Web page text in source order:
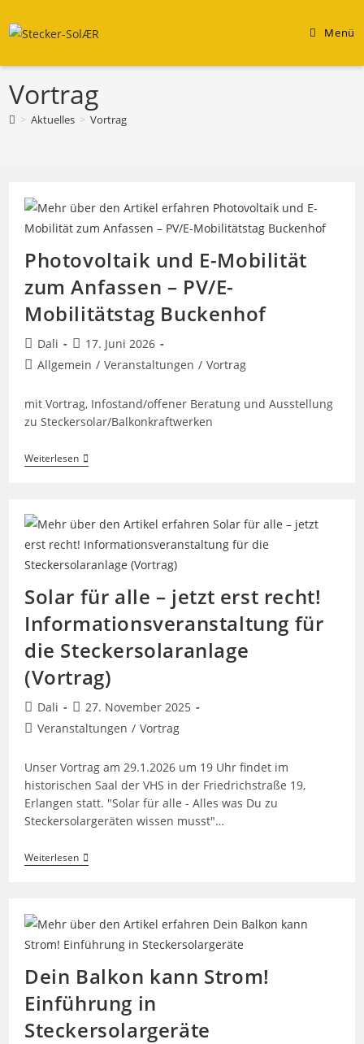
Inhalt
Menü
Vortrag
> Aktuelles > Vortrag
Photovoltaik und E-Mobilität
zum Anfassen – PV/E-
Mobilitätstag Buckenhof
Beitrags-
Autor:
Dali
Beitrag
veröffentlicht:
17. Juni 2026
Beitrags-
Allgemein / Veranstaltungen / Vortrag
mit Vortrag, Infostand/offener Beratung und Ausstellung
zu Steckersolar/Balkonkraftwerken
WeiterlesenPhotovoltaik
Und
Anfassen
PV/E-
Mobilitätstag
Buckenhof
Solar für alle – jetzt erst recht!
Informationsveranstaltung für
die Steckersolaranlage
(Vortrag)
Beitrags-
Autor:
Dali
Beitrag
veröffentlicht:
27. November 2025
Beitrags-
Veranstaltungen / Vortrag
Unser Vortrag am 29.1.2026 um 19 Uhr findet im
historischen Saal der VHS in der Friedrichstraße 19,
Erlangen statt. "Solar für alle - Alles was Du zu
Steckersolargeräten wissen musst"…
WeiterlesenSolar
Für
Erst
Informationsveranstaltung
Die
Steckersolaranlage
(Vortrag)
Dein Balkon kann Strom!
Einführung in
Steckersolargeräte